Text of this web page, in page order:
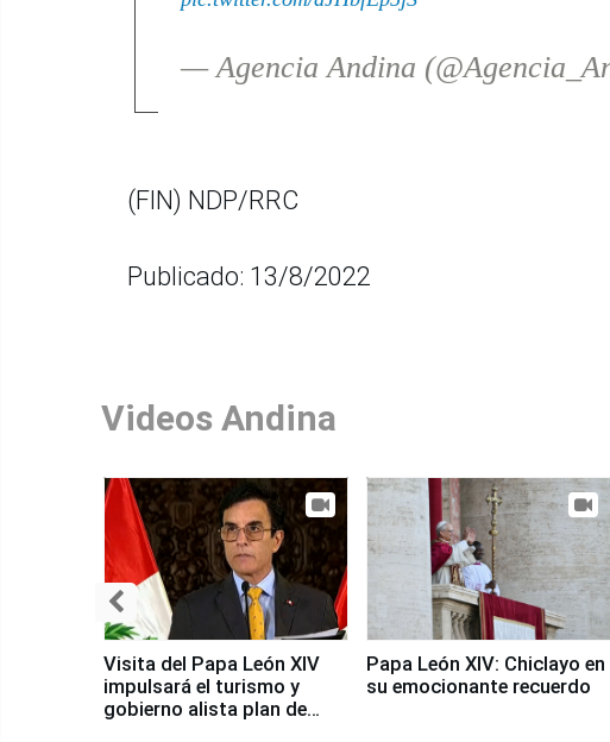
— Agencia Andina
(FIN) NDP/RRC
Publicado: 13/8/2022
Videos Andina
Visita del Papa León XIV
impulsará el turismo y
gobierno alista plan de
Papa León XIV: Chiclayo en
su emocionante recuerdo